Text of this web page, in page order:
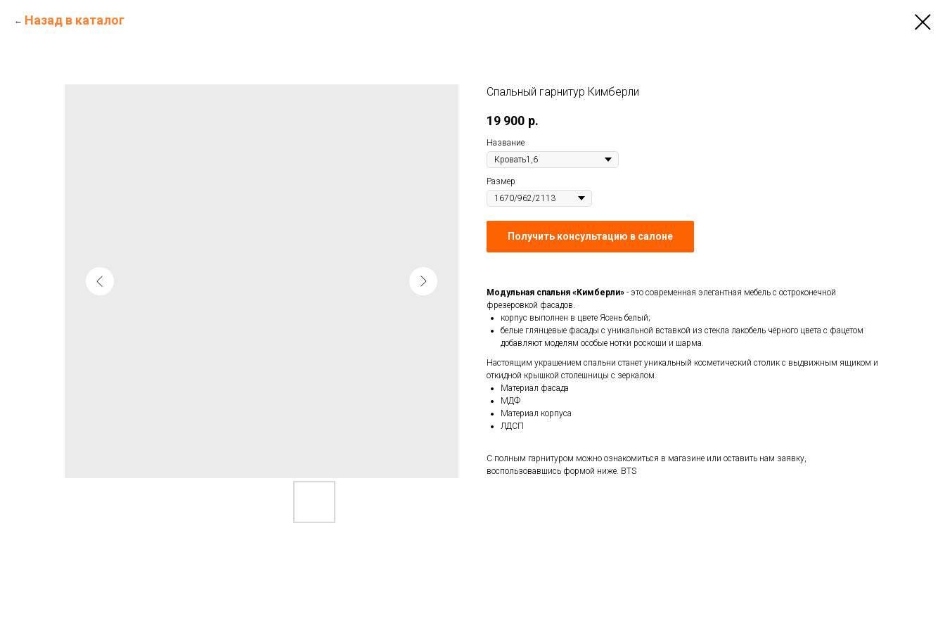
Назад в каталог
Спальный гарнитур Кимберли
19 900 р.
Название
Размер
Получить консультацию в салоне
Модульная спальня «Кимберли» - это современная элегантная мебель с остроконечной
фрезеровкой фасадов.
корпус выполнен в цвете Ясень белый;
белые глянцевые фасады с уникальной вставкой из стекла лакобель чёрного цвета с фацетом
добавляют моделям особые нотки роскоши и шарма.
Настоящим украшением спальни станет уникальный косметический столик с выдвижным ящиком и
откидной крышкой столешницы с зеркалом.
Материал фасада
МДФ
Материал корпуса
ЛДСП
С полным гарнитуром можно ознакомиться в магазине или оставить нам заявку,
воспользовавшись формой ниже. BTS